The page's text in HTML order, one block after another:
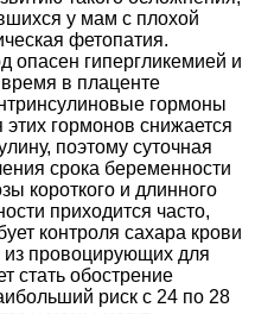
у мам с плохой
фетопатия.
опасен гипергликемией и
в плаценте
гормоны
гормонов снижается
поэтому суточная
срока беременности
короткого и длинного
приходится часто,
контроля сахара крови
из провоцирующих для
стать обострение
риск с 24 по 28